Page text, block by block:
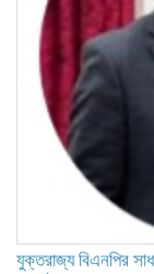
যুক্তরাজ্য বিএনপির